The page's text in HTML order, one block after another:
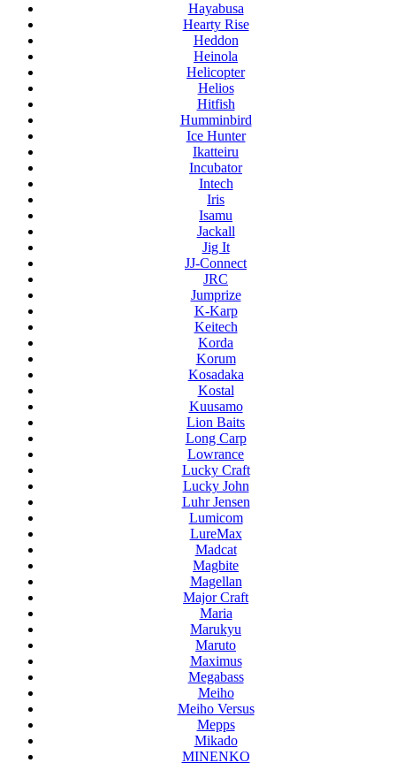
Hayabusa
Hearty Rise
Heddon
Heinola
Helicopter
Helios
Hitfish
Humminbird
Ice Hunter
Ikatteiru
Incubator
Intech
Iris
Isamu
Jackall
Jig It
JJ-Connect
JRC
Jumprize
K-Karp
Keitech
Korda
Korum
Kosadaka
Kostal
Kuusamo
Lion Baits
Long Carp
Lowrance
Lucky Craft
Lucky John
Luhr Jensen
Lumicom
LureMax
Madcat
Magbite
Magellan
Major Craft
Maria
Marukyu
Maruto
Maximus
Megabass
Meiho
Meiho Versus
Mepps
Mikado
MINENKO